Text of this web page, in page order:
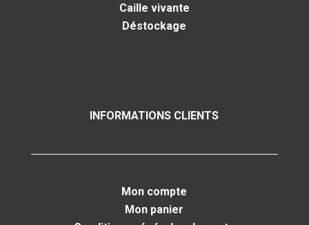
Caille vivante
Déstockage
INFORMATIONS CLIENTS
Mon compte
Mon panier